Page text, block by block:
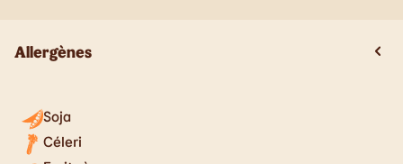
Allergènes
Soja
Céleri